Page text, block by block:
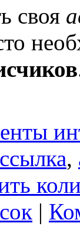
своя
,
|